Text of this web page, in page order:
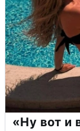
«Ну вот и